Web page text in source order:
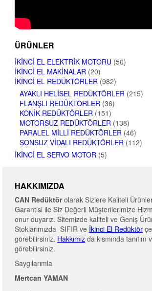
ÜRÜNLER
İKINCI EL ELEKTRIK MOTORU (50)
İKINCI EL MAKINALAR (20)
İKINCI EL REDÜKTÖRLER (982)
AYAKLI HELISEL REDÜKTÖRLER (215)
FLANŞLI REDÜKTÖRLER (36)
KONIK REDÜKTÖRLER (151)
MOTORSUZ REDÜKTÖRLER (138)
PARALEL MILLI REDÜKTÖRLER (46)
SONSUZ VIDALI REDÜKTÖRLER (112)
İKINCI EL SERVO MOTOR (5)
HAKKIMIZDA
CAN Redüktörolarak Sizlere Kaliteli
Garantisi ile Siz Değerli Müşterilerimize
onur duyarız. Sitemizde kaliteli ve Geniş
Stoklarımızda SIFIR ve İkinci El Redüktör
görebilirsiniz. Hakkımız da kısmında tanıtım
görebilirsiniz.
Saygılarımla
Mertcan YAMAN